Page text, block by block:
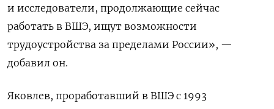
и исследователи, продолжающие сейчас
работать в ВШЭ, ищут возможности
трудоустройства за пределами России», —
добавил он.
Яковлев, проработавший в ВШЭ с 1993